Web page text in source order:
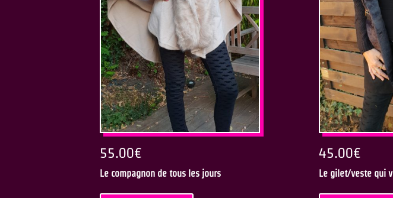
55.00€
Le compagnon de tous les jours
45.00€
Le gilet/veste qui